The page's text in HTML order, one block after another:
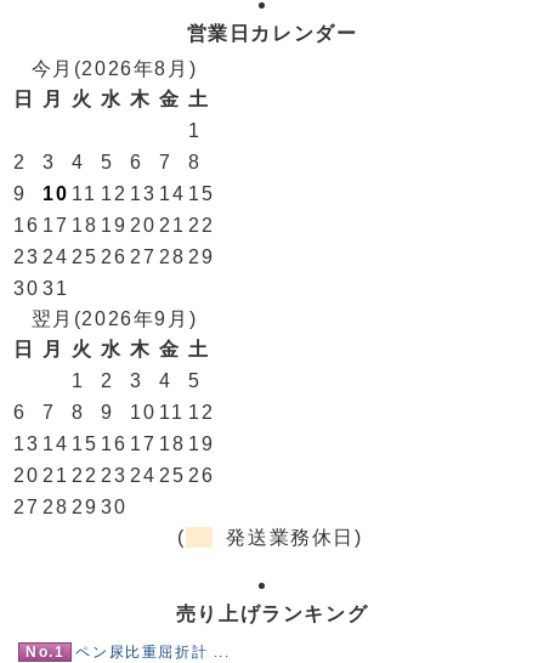
営業日カレンダー
今月(2026年8月)
日
月 火 水 木 金 土
1
2
3 4 5 6 7
8
9
10 11 12 13 14 15
16 17 18 19 20 21 22
23 24 25 26 27 28 29
30 31
翌月(2026年9月)
日
月 火 水 木 金 土
1
2 3 4
5
6
7 8 9 10 11 12
13 14 15 16 17 18 19
20 21 22 23 24 25 26
27 28 29 30
(
発送業務休日)
売り上げランキング
No.1 ペン尿比重屈折計 ...